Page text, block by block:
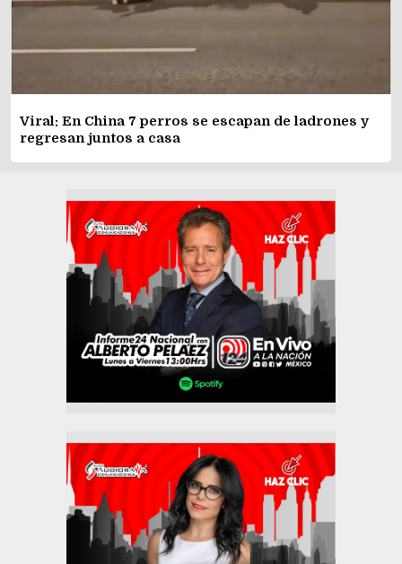
Viral: En China 7 perros se escapan de ladrones y
regresan juntos a casa